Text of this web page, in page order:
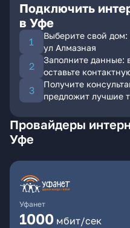
Подключить
в Уфе
Выберите свой
ул Алмазная
Заполните данные:
оставьте
Получите
предложит лучшие
Провайдеры
Уфе
Уфанет
1000 мбит/сек